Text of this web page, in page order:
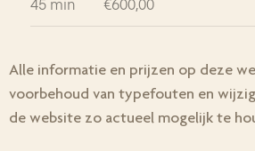
Alle informatie en prijzen op deze
voorbehoud van typefouten en
de website zo actueel mogelijk te